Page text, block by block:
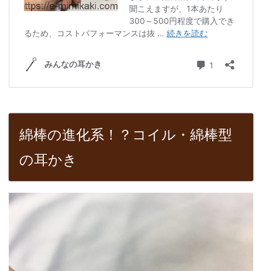
綿棒の進化系！？コイル・綿棒型
の耳かき